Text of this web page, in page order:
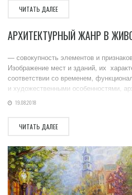
ЧИТАТЬ ДАЛЕЕ
АРХИТЕКТУРНЫЙ ЖАНР В
— совокупность элементов и
Изображение мест и зданий, их
соответствии со временем,
и художественными особенностями,
19.08.2018
ЧИТАТЬ ДАЛЕЕ